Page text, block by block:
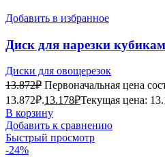
Добавить в избранное
Диск для нарезки
Диски для овощерезок
13.872₽ Первоначальная цена
13.872₽.13.178₽Текущая цена:
В корзину
Добавить к сравнению
Быстрый просмотр
-24%